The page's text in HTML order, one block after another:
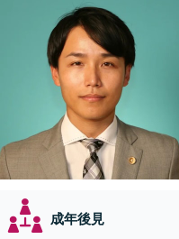
成年後見